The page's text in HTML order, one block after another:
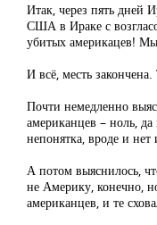
Итак, через пять дней
США в Ираке с
убитых америкацев!
И всё, месть
Почти немедленно
американцев – ноль,
непонятка, вроде и нет
А потом выяснилось,
не Америку, конечно,
американцев, и те